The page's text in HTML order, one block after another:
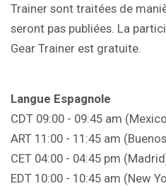
Trainer sont traitées de
seront pas publiées. La
Gear Trainer est gratuite.
Langue Espagnole
CDT 09:00 - 09:45 am
ART 11:00 - 11:45 am
CET 04:00 - 04:45 pm
EDT 10:00 - 10:45 am (New